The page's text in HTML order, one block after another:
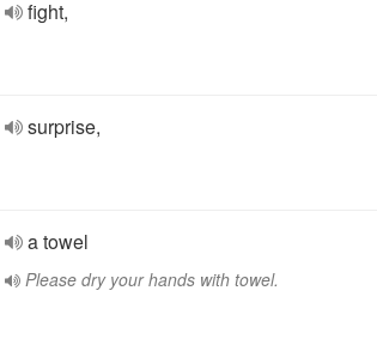
fight,
surprise,
a towel
Please dry your hands with towel.